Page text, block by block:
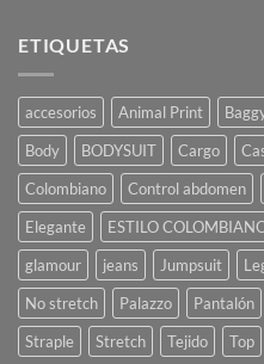
ETIQUETAS
accesorios Animal Print
Body
BODYSUIT Cargo
Colombiano
Control abdomen
Elegante
ESTILO
glamour
jeans Jumpsuit
No stretch
Palazzo Pantalón
Straple
Stretch Tejido Top